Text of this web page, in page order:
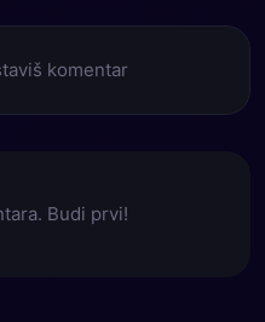
komentar
Budi prvi!